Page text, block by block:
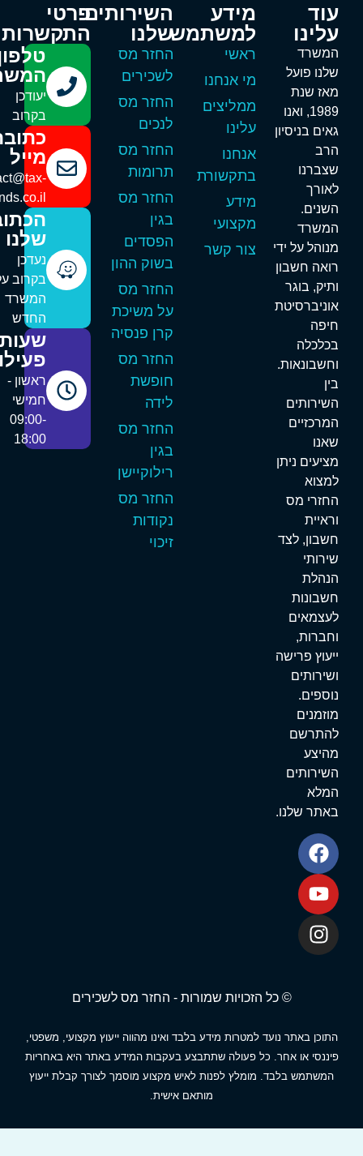
פועל
שנת
1989, ואנו
בניסיון
על ידי
חשבון
בוגר
ניתן
מס
לצד
פרישה
שלנו.
מידע
למשתמש
ראשי
מי אנחנו
ממליצים
עלינו
אנחנו
בתקשורת
מקצועי
צור קשר
השירותים
שלנו
החזר מס
לשכירים
החזר מס
לנכים
החזר מס
תרומות
החזר מס
הפסדים
בשוק ההון
החזר מס
על משיכת
קרן פנסיה
החזר מס
חופשת
החזר מס
רילוקיישן
החזר מס
נקודות
פרטי
התקשרות
טלפון
המשרד
יעודכן
בקרוב
כתובת
מייל
contact@tax-
refunds.co.il
הכתובת
שלנו
נעדכן
בקרוב על
המשרד
החדש
שעות
פעילות
ראשון -
חמישי
09:00-
18:00
© כל הזכויות שמורות - החזר מס לשכירים
באתר נועד למטרות מידע בלבד ואינו מהווה ייעוץ מקצועי, משפטי,
או אחר. כל פעולה שתתבצע בעקבות המידע באתר היא באחריות
המשתמש בלבד. מומלץ לפנות לאיש מקצוע מוסמך לצורך קבלת ייעוץ
מותאם אישית.